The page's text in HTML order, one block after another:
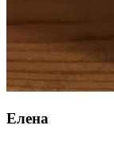
Елена